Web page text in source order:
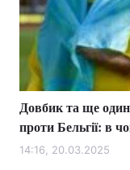
Довбик та ще один
проти Бельгії: в
14:16, 20.03.2025